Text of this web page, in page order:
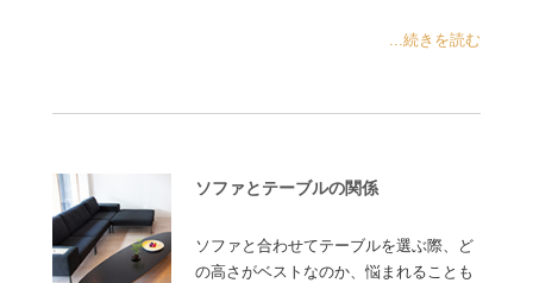
...続きを読む
ソファとテーブルの関係
ソファと合わせてテーブルを選ぶ際、ど
の高さがベストなのか、悩まれることも